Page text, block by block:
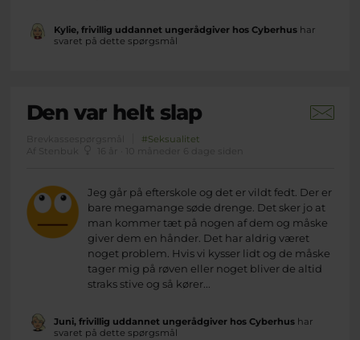
Kylie, frivillig uddannet ungerådgiver hos Cyberhushar
svaret på dette spørgsmål
Den var helt slap
Brevkassespørgsmål
#Seksualitet
Af Stenbuk
Jeg går på efterskole og det er vildt fedt. Der er
bare megamange søde drenge. Det sker jo at
man kommer tæt på nogen af dem og måske
giver dem en hånder. Det har aldrig været
noget problem. Hvis vi kysser lidt og de måske
tager mig på røven eller noget bliver de altid
straks stive og så kører...
Juni, frivillig uddannet ungerådgiver hos Cyberhushar
svaret på dette spørgsmål